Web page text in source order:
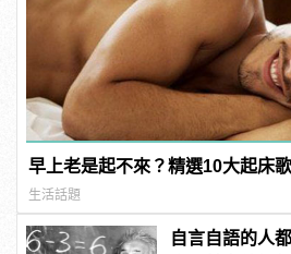
早上老是起不來？精選10大起床
生活話題
自言自語的人